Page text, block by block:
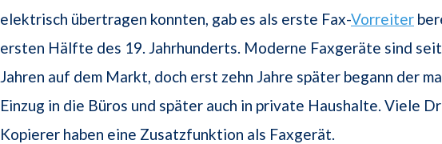
elektrisch übertragen konnten, gab es als erste Fax-Vorreiter
ersten Hälfte des 19. Jahrhunderts. Moderne Faxgeräte sind
Jahren auf dem Markt, doch erst zehn Jahre später begann der
Einzug in die Büros und später auch in private Haushalte. Viele
Kopierer haben eine Zusatzfunktion als Faxgerät.